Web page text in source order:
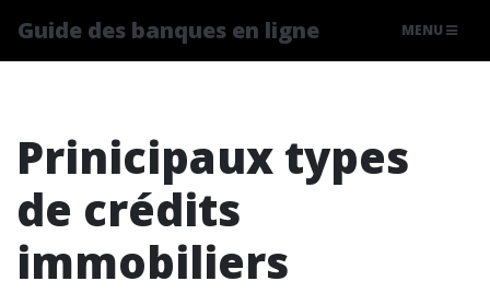
Guide des banques en ligne MENU
Prinicipaux types
de crédits
immobiliers